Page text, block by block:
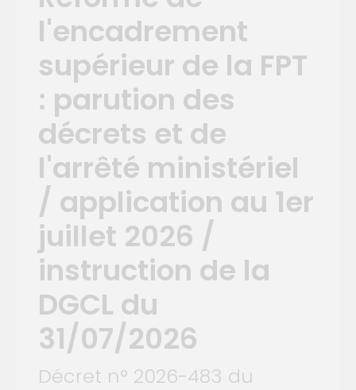
l'encadrement
supérieur de la FPT
: parution des
décrets et de
l'arrêté ministériel
/ application au 1er
juillet 2026 /
instruction de la
DGCL du
31/07/2026
Décret n° 2026-483 du